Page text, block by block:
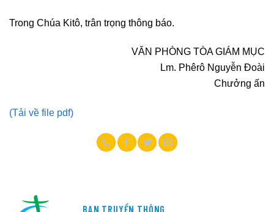
Trong Chúa Kitô, trân trọng thông báo.
VĂN PHÒNG TÒA GIÁM MỤC
Lm. Phêrô Nguyễn Đoài
Chưởng ấn
(Tải về file pdf)
BAN TRUYỀN THÔNG